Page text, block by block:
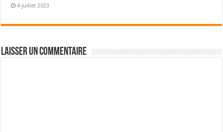
4 juillet 2023
Laisser un commentaire